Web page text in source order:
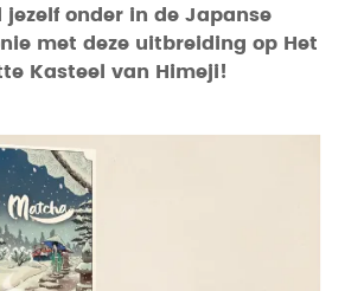
jezelf onder in de Japanse
met deze uitbreiding op Het
Kasteel van Himeji!